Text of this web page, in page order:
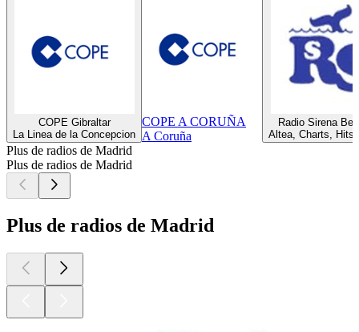
COPE Gibraltar
La Linea de la Concepcion
COPE A CORUÑA
A Coruña
Radio Sirena
Altea, Charts,
Plus de radios de Madrid
Plus de radios de Madrid
Plus de radios de Madrid